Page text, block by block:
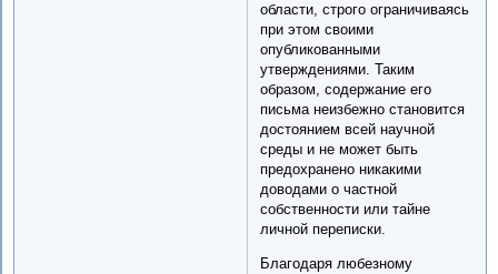
области, строго ограничиваясь
при этом своими
опубликованными
утверждениями. Таким
образом, содержание его
письма неизбежно становится
достоянием всей научной
среды и не может быть
предохранено никакими
доводами о частной
собственности или тайне
личной переписки.
Благодаря любезному